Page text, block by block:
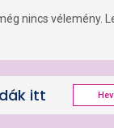
nincs vélemény.
itt